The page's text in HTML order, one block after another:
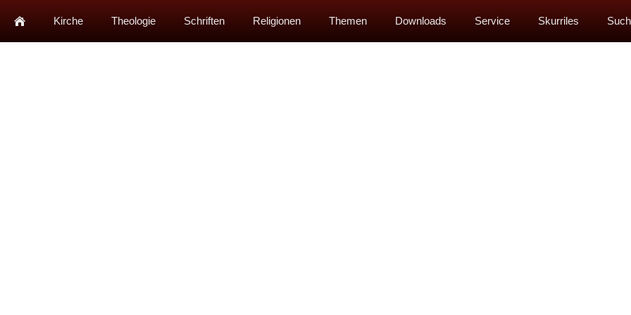
Kirche Theologie Schriften Religionen Themen Downloads Service Skurriles